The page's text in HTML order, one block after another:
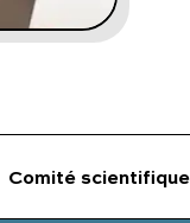
Comité scientifique